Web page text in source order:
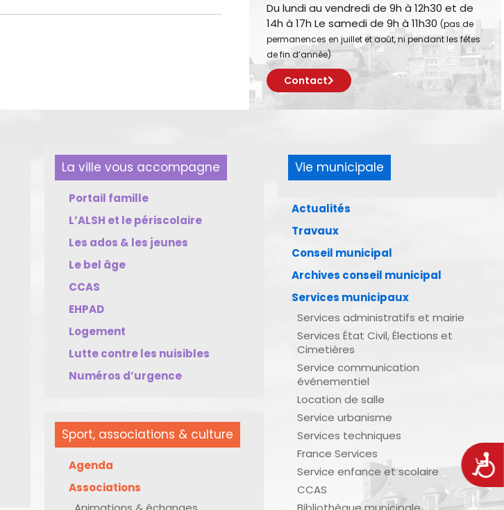
Du lundi au vendredi de 9h à 12h30 et de
14h à 17h Le samedi de 9h à 11h30 (pas de
permanences en juillet et août, ni pendant les fêtes
de fin d’année)
Contact
La ville vous accompagne
Portail famille
L’ALSH et le périscolaire
Les ados & les jeunes
Le bel âge
CCAS
EHPAD
Logement
Lutte contre les nuisibles
Numéros d’urgence
Sport, associations & culture
Agenda
Associations
Vie municipale
Actualités
Travaux
Conseil municipal
Archives conseil municipal
Services municipaux
Services administratifs et mairie
Services État Civil, Élections et
Cimetières
Service communication
événementiel
Location de salle
Service urbanisme
Services techniques
France Services
Service enfance et scolaire
CCAS